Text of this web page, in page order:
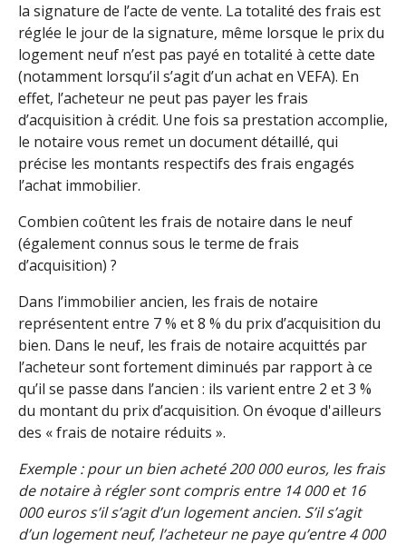
la signature de l’acte de vente. La totalité des frais est
réglée le jour de la signature, même lorsque le prix du
logement neuf n’est pas payé en totalité à cette date
(notamment lorsqu’il s’agit d’un achat en VEFA). En
effet, l’acheteur ne peut pas payer les frais
d’acquisition à crédit. Une fois sa prestation accomplie,
le notaire vous remet un document détaillé, qui
précise les montants respectifs des frais engagés
l’achat immobilier.
Combien coûtent les frais de notaire dans le neuf
(également connus sous le terme de frais
d’acquisition) ?
Dans l’immobilier ancien, les frais de notaire
représentent entre 7 % et 8 % du prix d’acquisition du
bien. Dans le neuf, les frais de notaire acquittés par
l’acheteur sont fortement diminués par rapport à ce
qu’il se passe dans l’ancien : ils varient entre 2 et 3 %
du montant du prix d’acquisition. On évoque d'ailleurs
des « frais de notaire réduits ».
Exemple : pour un bien acheté 200 000 euros, les frais
de notaire à régler sont compris entre 14 000 et 16
000 euros s’il s’agit d’un logement ancien. S’il s’agit
d’un logement neuf, l’acheteur ne paye qu’entre 4 000